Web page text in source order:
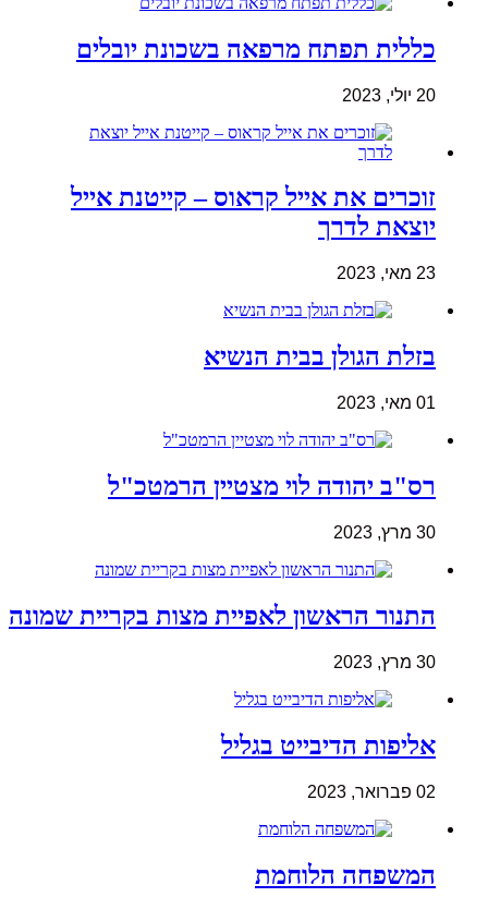
כללית תפתח מרפאה בשכונת יובלים
20 יולי, 2023
זוכרים את אייל קראוס – קייטנת אייל
יוצאת לדרך
23 מאי, 2023
בזלת הגולן בבית הנשיא
01 מאי, 2023
רס"ב יהודה לוי מצטיין הרמטכ"ל
30 מרץ, 2023
התנור הראשון לאפיית מצות בקריית שמונה
30 מרץ, 2023
אליפות הדיבייט בגליל
02 פברואר, 2023
המשפחה הלוחמת